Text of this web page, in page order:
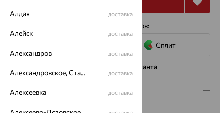
с помощью сервисов:
Сплит
Нужна помощь консультанта
Описание
Вид изделия:
Алдан доставка
Алейск доставка
Александров доставка
Александровское, Ставропольский край доставка
Алексеевка доставка